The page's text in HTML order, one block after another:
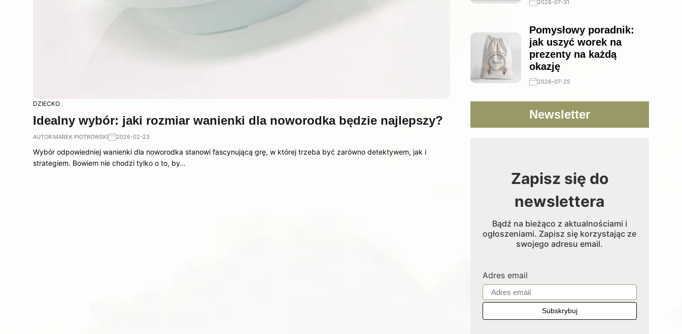
DZIECKO
Idealny wybór: jaki rozmiar wanienki dla noworodka będzie najlepszy?
AUTOR:MAREK PIOTROWSKI 2026-02-23
Wybór odpowiedniej wanienki dla noworodka stanowi fascynującą grę, w której trzeba być zarówno detektywem, jak i
strategiem. Bowiem nie chodzi tylko o to, by…
2026-07-31
Pomysłowy poradnik:
jak uszyć worek na
prezenty na każdą
okazję
2026-07-25
Newsletter
Zapisz się do
newslettera
Bądź na bieżąco z aktualnościami i
ogłoszeniami. Zapisz się korzystając ze
swojego adresu email.
Adres email